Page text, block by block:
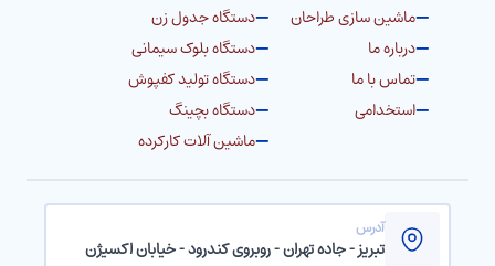
ماشین سازی طراحان
درباره ما
تماس با ما
استخدامی
دستگاه جدول زن
دستگاه بلوک سیمانی
دستگاه تولید کفپوش
دستگاه بچینگ
ماشین آلات کارکرده
آدرس
تبریز - جاده تهران - روبروی کندرود - خیابان اکسیژن